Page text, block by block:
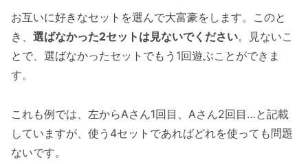
お互いに好きなセットを選んで大富豪をします。このと
き、 選ばなかった2セットは見ないでください。見ないこ
とで、選ばなかったセットでもう1回遊ぶことができま
す。
これも例では、左からAさん1回目、Aさん2回目…と記載
していますが、使う4セットであればどれを使っても問題
ないです。